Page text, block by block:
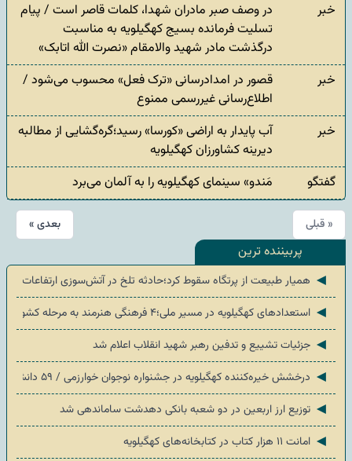
خبر
در وصف صبر مادران شهدا، کلمات قاصر است / پیام
تسلیت فرمانده بسیج کهگیلویه به مناسبت
درگذشت مادر شهید والامقام «نصرت الله اتابک»
خبر
قصور در امدادرسانی «ترک فعل» محسوب می‌شود /
اطلاع‌رسانی غیررسمی ممنوع
خبر
آب پایدار به اراضی «کورسا» رسید؛گره‌گشایی از مطالبه
دیرینه کشاورزان کهگیلویه
گفتگو
مَندو» سینمای کهگیلویه را به آلمان می‌برد
« قبلی بعدی »
پربیننده ترین
◄ همیار طبیعت از پرتگاه سقوط کرد؛حادثه تلخ در آتش‌سوزی ارتفاعات
◄ استعدادهای کهگیلویه در مسیر ملی؛۴ فرهنگی هنرمند به مرحله کشوری صعود کردند
◄ جزئیات تشییع و تدفین رهبر شهید انقلاب اعلام شد
◄ درخشش خیره‌کننده کهگیلویه در جشنواره نوجوان خوارزمی / ۵۹ دانش‌آموز به مرحله کشوری رسیدند
◄ توزیع ارز اربعین در دو شعبه بانکی دهدشت ساماندهی شد
◄ امانت ۱۱ هزار کتاب در کتابخانه‌های کهگیلویه